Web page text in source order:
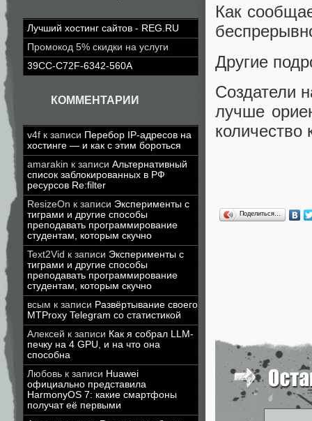
Лучший хостинг сайтов - REG.RU
Промокод 5% скидки на услуги
39CC-C72F-6342-560A
КОММЕНТАРИИ
v4f к записи Перебор IP-адресов на
хостинге — и как с этим бороться
amarakin к записи Альтернативный
список заблокированных в РФ
ресурсов Re:filter
ResizeOn к записи Эксперименты с
тиграми и другие способы
преподавать программирование
студентам, которым скучно
Text2Vid к записи Эксперименты с
тиграми и другие способы
преподавать программирование
студентам, которым скучно
всым к записи Развёртывание своего
MTProxy Telegram со статистикой
Алексей к записи Как я собрал LLM-
печку на 4 GPU, и на что она
способна
Любовь к записи Huawei
официально представила
HarmonyOS 7: какие смартфоны
получат её первыми
Как
Другие
Создатели
лучше
Поделиться…